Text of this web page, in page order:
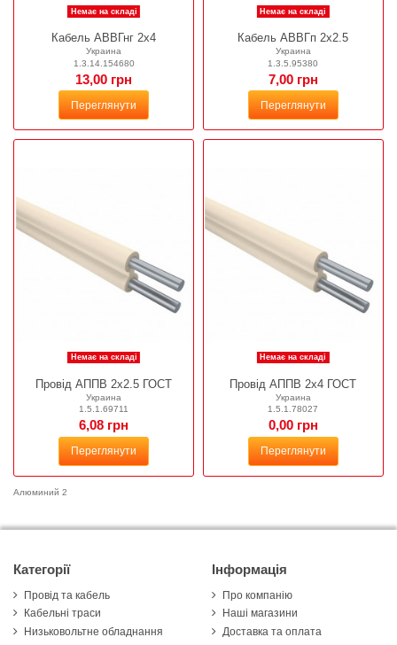
Немає на складі
Кабель АВВГнг 2х4
Украина
1.3.14.154680
13,00 грн
Переглянути
Немає на складі
Кабель АВВГп 2х2.5
Украина
1.3.5.95380
7,00 грн
Переглянути
Немає на складі
Провід АППВ 2х2.5 ГОСТ
Украина
1.5.1.69711
6,08 грн
Переглянути
Немає на складі
Провід АППВ 2х4 ГОСТ
Украина
1.5.1.78027
0,00 грн
Переглянути
Алюминий 2
Категорії
Провід та кабель
Кабельні траси
Низьковольтне обладнання
Інформація
Про компанію
Наші магазини
Доставка та оплата